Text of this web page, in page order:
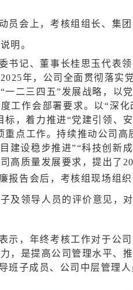
员会上，考核组组长、集
明。
书记、董事长桂思玉代表
年，公司全面贯彻落实
一二三四五”发展战略，以
工作会部署要求。以“深
标，着力推进“党建引领、
重点工作。持续推动公司
建设稳步推进”“科技创新
高质量发展要求，提出了
报告会后，考核组现场组
及领导人员的评价意见，
示，年终考核工作对于公
，是提高公司管理水平、
班子成员、公司中层管理